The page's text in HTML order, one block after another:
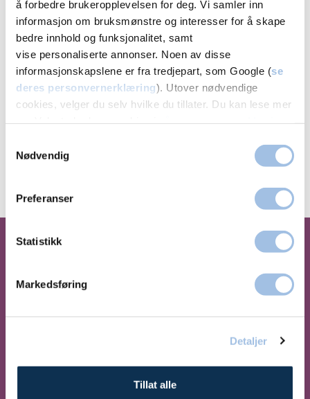
å forbedre brukeropplevelsen for deg. Vi samler inn
informasjon om bruksmønstre og interesser for å skape
bedre innhold og funksjonalitet, samt
vise personaliserte annonser. Noen av disse
informasjonskapslene er fra tredjepart, som Google (se
deres personvernerklæring). Utover nødvendige
cookies, velger du selv hvilke du tillater. Du kan lese mer
Nødvendig
Preferanser
Statistikk
Markedsføring
Detaljer
Tillat alle
Kontakt kundeservice, for spørsmål om:
Timebestilling
Prøvesvar
Behandling og andre spørsmål
Kontakt kundeservice
Hvorfor velge Volvat
Nimi?
For idrettsfolk og folk flest